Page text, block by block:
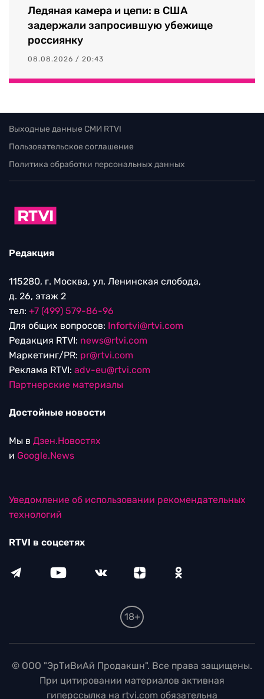
Ледяная камера и цепи: в США
задержали запросившую убежище
россиянку
08.08.2026 / 20:43
Выходные данные СМИ RTVI
Пользовательское соглашение
Политика обработки персональных данных
Редакция
115280, г. Москва, ул. Ленинская слобода,
д. 26, этаж 2
тел: +7 (499) 579-86-96
Для общих вопросов: Infortvi@rtvi.com
Редакция RTVI: news@rtvi.com
Маркетинг/PR: pr@rtvi.com
Реклама RTVI: adv-eu@rtvi.com
Партнерские материалы
Достойные новости
Мы в Дзен.Новостях
и Google.News
Уведомление об использовании рекомендательных
технологий
RTVI в соцсетях
18+
© ООО "ЭрТиВиАй Продакшн". Все права защищены.
При цитировании материалов активная
гиперссылка на rtvi.com обязательна